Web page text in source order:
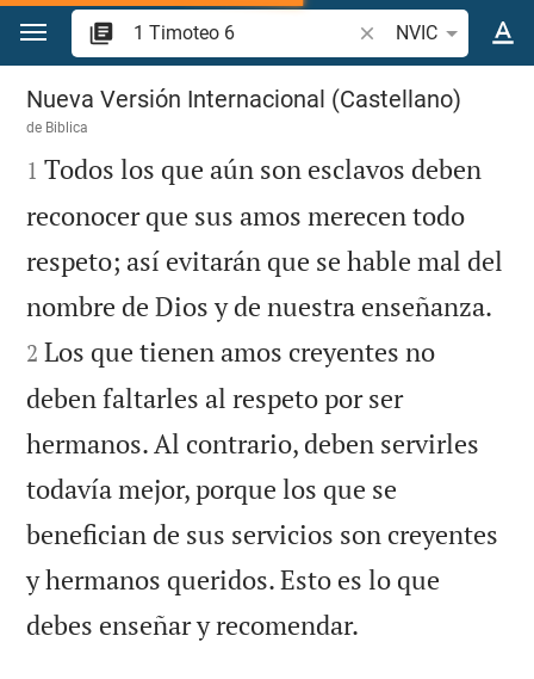
Ir a un contenido
Buscar versículo
NVIC
1 Timoteo 6
Nueva Versión Internacional (Castellano)
de Biblica

1 Todos los que aún son esclavos deben
reconocer que sus amos merecen todo
respeto; así evitarán que se hable mal del
nombre de Dios y de nuestra enseñanza.
2 Los que tienen amos creyentes no
deben faltarles al respeto por ser
hermanos. Al contrario, deben servirles
todavía mejor, porque los que se
benefician de sus servicios son creyentes
y hermanos queridos. Esto es lo que
debes enseñar y recomendar.